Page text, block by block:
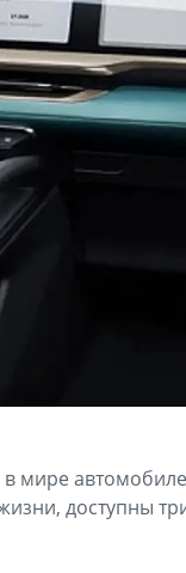
мире
доступны